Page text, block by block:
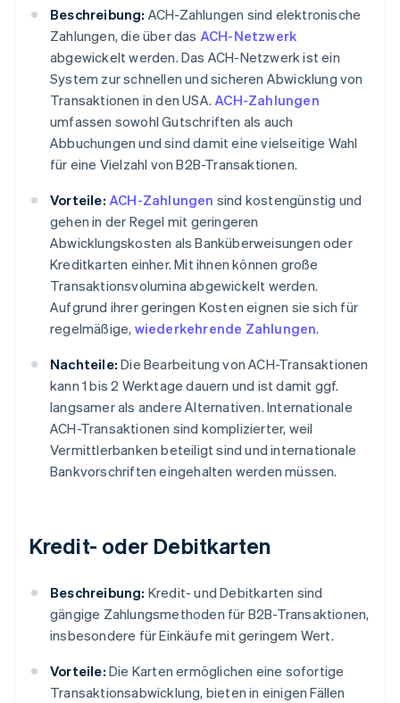
Beschreibung: ACH-Zahlungen sind elektronische
Zahlungen, die über das ACH-Netzwerk
abgewickelt werden. Das ACH-Netzwerk ist ein
System zur schnellen und sicheren Abwicklung von
Transaktionen in den USA.ACH-Zahlungen
umfassen sowohl Gutschriften als auch
Abbuchungen und sind damit eine vielseitige Wahl
für eine Vielzahl von B2B-Transaktionen.
Vorteile: ACH-Zahlungen sind kostengünstig und
gehen in der Regel mit geringeren
Abwicklungskosten als Banküberweisungen oder
Kreditkarten einher. Mit ihnen können große
Transaktionsvolumina abgewickelt werden.
Aufgrund ihrer geringen Kosten eignen sie sich für
regelmäßige, wiederkehrende Zahlungen.
Nachteile: Die Bearbeitung von ACH-Transaktionen
kann 1 bis 2 Werktage dauern und ist damit ggf.
langsamer als andere Alternativen. Internationale
ACH-Transaktionen sind komplizierter, weil
Vermittlerbanken beteiligt sind und internationale
Bankvorschriften eingehalten werden müssen.
Kredit- oder Debitkarten
Beschreibung: Kredit- und Debitkarten sind
gängige Zahlungsmethoden für B2B-Transaktionen,
insbesondere für Einkäufe mit geringem Wert.
Vorteile: Die Karten ermöglichen eine sofortige
Transaktionsabwicklung, bieten in einigen Fällen